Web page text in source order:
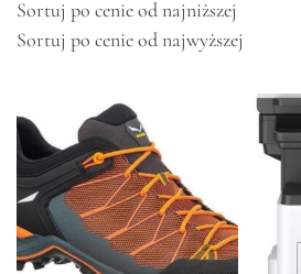
Sortuj po cenie od najniższej
Sortuj po cenie od najwyższej